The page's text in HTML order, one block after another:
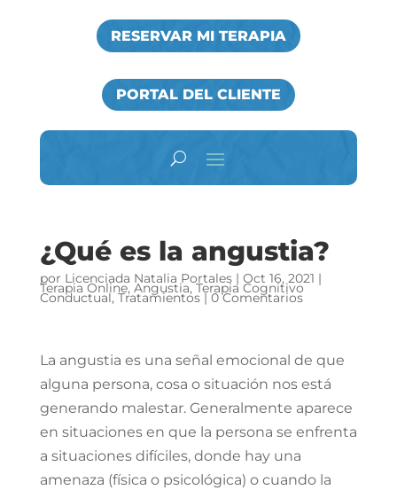
RESERVAR MI TERAPIA
PORTAL DEL CLIENTE
¿Qué es la angustia?
por Licenciada Natalia Portales| Oct 16, 2021 |
Terapia Online, Angustia,Terapia Cognitivo
Conductual,Tratamientos|0 Comentarios
La angustia es una señal emocional de que
alguna persona, cosa o situación nos está
generando malestar. Generalmente aparece
en situaciones en que la persona se enfrenta
a situaciones difíciles, donde hay una
amenaza (física o psicológica) o cuando la